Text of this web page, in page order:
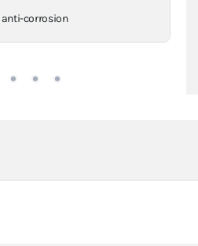
anti-corrosion